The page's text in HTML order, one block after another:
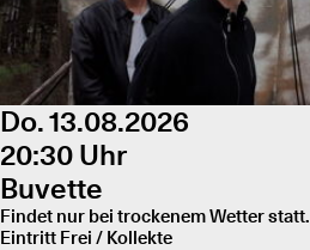
Do. 13.08.2026
20:30 Uhr
Buvette
Findet nur bei trockenem Wetter statt.
Eintritt Frei / Kollekte